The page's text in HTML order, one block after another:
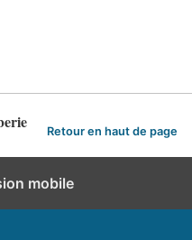
Retour en haut de page
mobile